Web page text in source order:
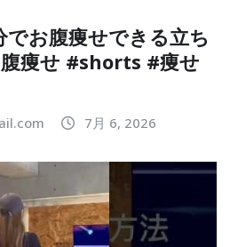
お腹痩せできる立ち
痩せ #shorts #痩せ
7月 6, 2026